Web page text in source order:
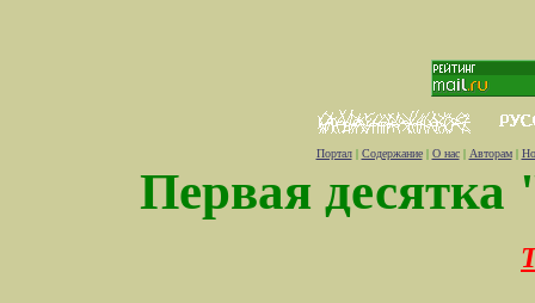
Портал| Содержание| О нас| Авторам|
Первая десятка